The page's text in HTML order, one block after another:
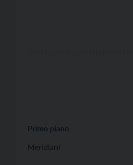
Primo piano
Meridiani